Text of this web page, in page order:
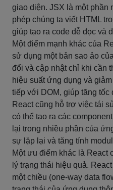
giao diện. JSX là một phần
phép chúng ta viết HTML
giúp tạo ra code dễ đọc và
Một điểm mạnh khác của
sử dụng một bản sao ảo
đổi và cập nhật chỉ khi cần
hiệu suất ứng dụng và
tiếp với DOM, giúp tăng tốc
React cũng hỗ trợ việc tái
có thể tạo ra các
lại trong nhiều phần của
sự lặp lại và tăng tính
Một ưu điểm khác là React
lý trạng thái hiệu quả.
một chiều (one-way data